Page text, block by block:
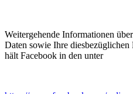
Weitergehende Informationen
Daten sowie Ihre
hält Facebook in den unter